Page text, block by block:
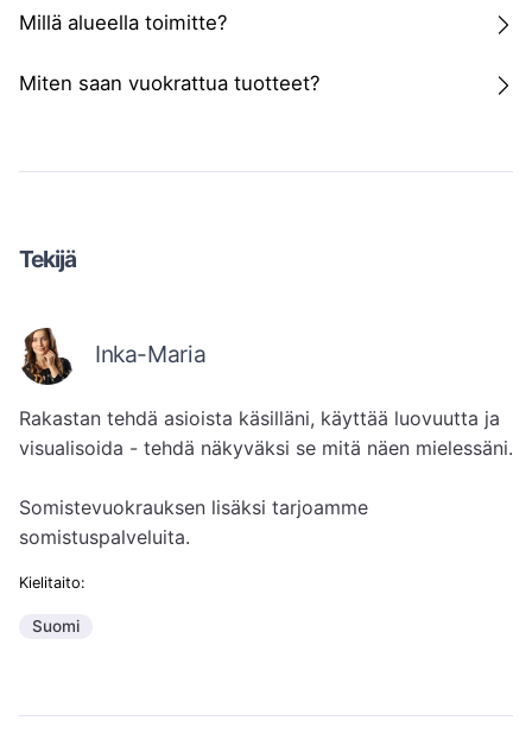
Millä alueella toimitte?
Miten saan vuokrattua tuotteet?
Tekijä
Inka-Maria
Rakastan tehdä asioista käsilläni, käyttää luovuutta ja
visualisoida - tehdä näkyväksi se mitä näen mielessäni.
Somistevuokrauksen lisäksi tarjoamme
somistuspalveluita.
Kielitaito:
Suomi